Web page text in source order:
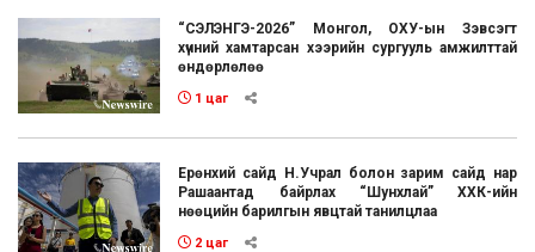
“СЭЛЭНГЭ-2026” Монгол, ОХУ-ын Зэвсэгт
хүчний хамтарсан хээрийн сургууль амжилттай
өндөрлөлөө
1 цаг
Ерөнхий сайд Н.Учрал болон зарим сайд нар
Рашаантад байрлах “Шунхлай” ХХК-ийн
нөөцийн барилгын явцтай танилцлаа
2 цаг